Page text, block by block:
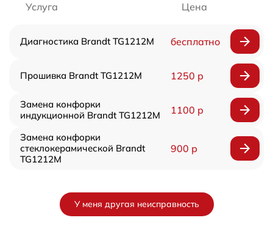
Услуга Цена
Диагностика Brandt TG1212M бесплатно
Прошивка Brandt TG1212M 1250 р
Замена конфорки
индукционной Brandt TG1212M
1100 р
Замена конфорки
стеклокерамической Brandt
TG1212M
900 р
У меня другая неисправность